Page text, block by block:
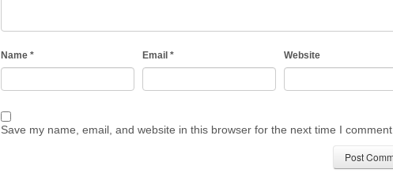
Name * Email * Website
Save my name, email, and website in this browser for the next time I comment.